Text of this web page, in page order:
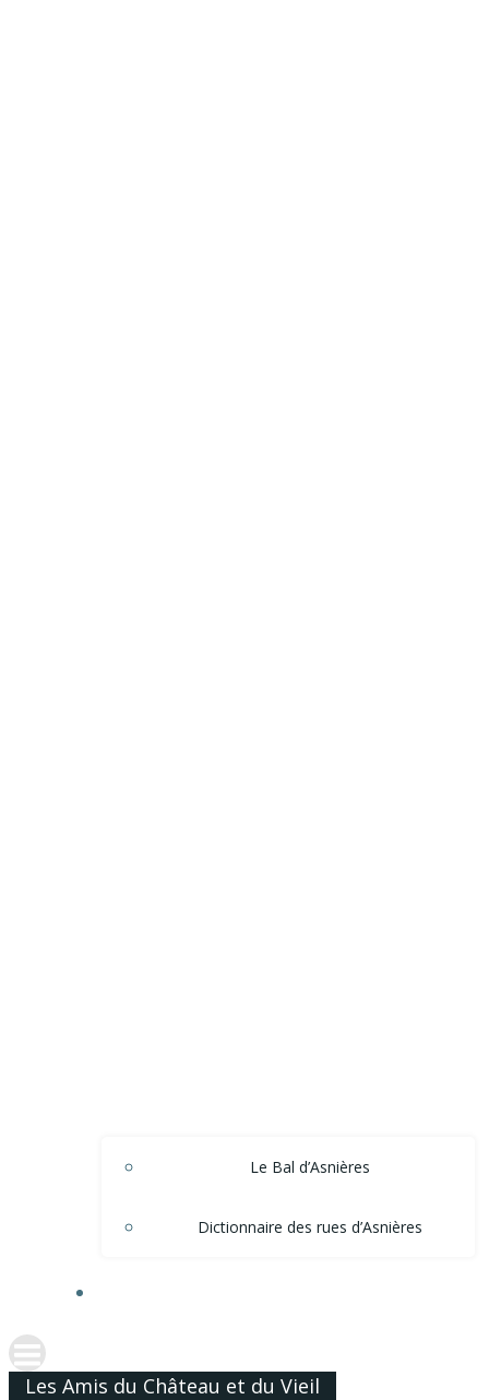
Le Bal d’Asnières
Dictionnaire des rues d’Asnières
Les Amis du Château et du Vieil